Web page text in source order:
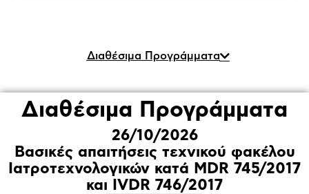
Διαθέσιμα Προγράμματα
Διαθέσιμα Προγράμματα
26/10/2026
Βασικές απαιτήσεις τεχνικού φακέλου
Ιατροτεχνολογικών κατά MDR 745/2017
και IVDR 746/2017